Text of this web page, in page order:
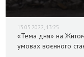
13.05.2022, 13:25
«Тема дня» на
умовах воєнного